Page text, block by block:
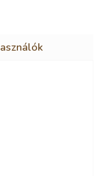
5 csillag.
5 csillag.